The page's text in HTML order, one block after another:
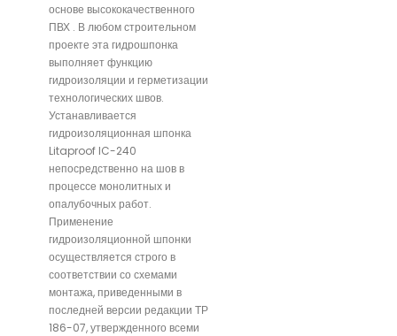
основе высококачественного
ПВХ . В любом строительном
проекте эта гидрошпонка
выполняет функцию
гидроизоляции и герметизации
технологических швов.
Устанавливается
гидроизоляционная шпонка
Litaproof IC-240
непосредственно на шов в
процессе монолитных и
опалубочных работ.
Применение
гидроизоляционной шпонки
осуществляется строго в
соответствии со схемами
монтажа, приведенными в
последней версии редакции ТР
186-07, утвержденного всеми